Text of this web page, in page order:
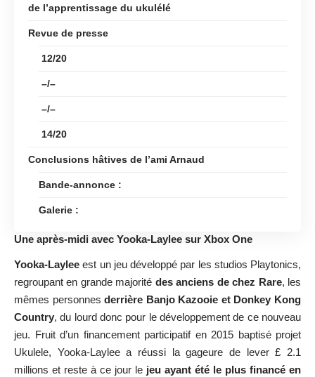
de l’apprentissage du ukulélé
Revue de presse
12/20
–/–
–/–
14/20
Conclusions hâtives de l’ami Arnaud
Bande-annonce :
Galerie :
Une après-midi avec Yooka-Laylee sur Xbox One
Yooka-Laylee est un jeu développé par les studios Playtonics,
regroupant en grande majorité des anciens de chez Rare, les
mêmes personnesderrière Banjo Kazooie et Donkey Kong
Country, du lourd donc pour le développement de ce nouveau
jeu. Fruit d’un financement participatif en 2015 baptisé projet
Ukulele, Yooka-Laylee a réussi la gageure de lever £ 2.1
millions et reste à ce jour le jeu ayant été le plus financé en